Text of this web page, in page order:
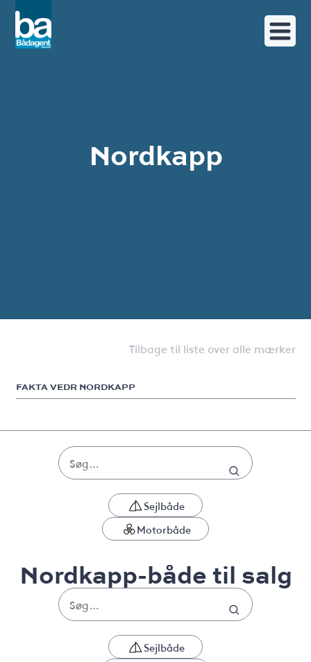
Nordkapp
Tilbage til liste over alle mærker
FAKTA VEDR NORDKAPP
Sejlbåde
Motorbåde
Nordkapp-både til salg
Sejlbåde